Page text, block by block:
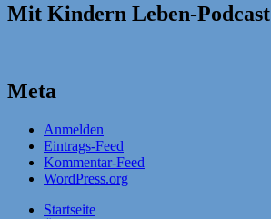
Mit Kindern Leben-Podcast
Meta
Anmelden
Eintrags-Feed
Kommentar-Feed
WordPress.org
Startseite